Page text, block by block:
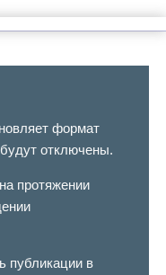
формат
отключены.
протяжении
публикации в